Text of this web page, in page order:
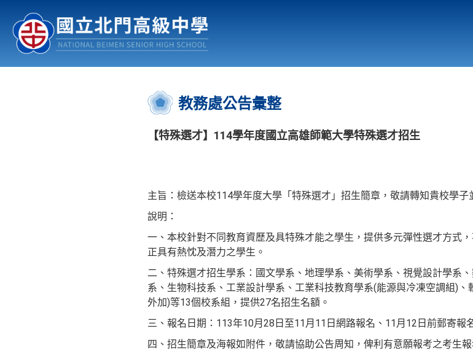
認識北中 行事曆
:::
教務處公告彙整
【特殊選才】114學年度國立高雄師範大學特殊選才招生
主旨：檢送本校114學年度大學「特殊選才」招生簡章，敬請轉知貴校學子
說明：
一、本校針對不同教育資歷及具特殊才能之學生，提供多元彈性選才方式
正具有熱忱及潛力之學生。
二、特殊選才招生學系：國文學系、地理學系、美術學系、視覺設計學系
系、生物科技系、工業設計學系、工業科技教育學系(能源與冷凍空調組)
外加)等13個校系組，提供27名招生名額。
三、報名日期：113年10月28日至11月11日網路報名、11月12日前郵寄報
四、招生簡章及海報如附件，敬請協助公告周知，俾利有意願報考之考生報